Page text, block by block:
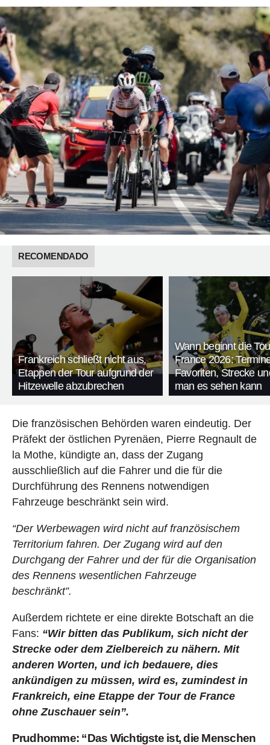
RECOMENDADO
Frankreich schließt nicht aus,
Etappen der Tour aufgrund der
Hitzewelle abzubrechen
Wann beginnt die
France 2026:
Favoriten, Strecke
man es sehen kann
Die französischen Behörden waren eindeutig. Der
Präfekt der östlichen Pyrenäen, Pierre Regnault de
la Mothe, kündigte an, dass der Zugang
ausschließlich auf die Fahrer und die für die
Durchführung des Rennens notwendigen
Fahrzeuge beschränkt sein wird.
“Der Werbewagen wird nicht auf französischem
Territorium fahren. Der Zugang wird auf den
Durchgang der Fahrer und der für die Organisation
des Rennens wesentlichen Fahrzeuge
beschränkt”.
Außerdem richtete er eine direkte Botschaft an die
Fans: “Wir bitten das Publikum, sich nicht der
Strecke oder dem Zielbereich zu nähern. Mit
anderen Worten, und ich bedauere, dies
ankündigen zu müssen, wird es, zumindest in
Frankreich, eine Etappe der Tour de France
ohne Zuschauer sein”.
Prudhomme: “Das Wichtigste ist, die Menschen